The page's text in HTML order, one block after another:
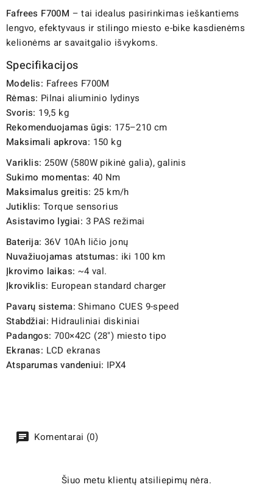
Fafrees F700M – tai idealus pasirinkimas ieškantiems
lengvo, efektyvaus ir stilingo miesto e-bike kasdienėms
kelionėms ar savaitgalio išvykoms.
Specifikacijos
Modelis: Fafrees F700M
Rėmas: Pilnai aliuminio lydinys
Svoris: 19,5 kg
Rekomenduojamas ūgis: 175–210 cm
Maksimali apkrova: 150 kg
Variklis: 250W (580W pikinė galia), galinis
Sukimo momentas: 40 Nm
Maksimalus greitis: 25 km/h
Jutiklis: Torque sensorius
Asistavimo lygiai: 3 PAS režimai
Baterija: 36V 10Ah ličio jonų
Nuvažiuojamas atstumas: iki 100 km
Įkrovimo laikas: ~4 val.
Įkroviklis: European standard charger
Pavarų sistema: Shimano CUES 9-speed
Stabdžiai: Hidrauliniai diskiniai
Padangos: 700×42C (28") miesto tipo
Ekranas: LCD ekranas
Atsparumas vandeniui: IPX4
Komentarai (0)
Šiuo metu klientų atsiliepimų nėra.